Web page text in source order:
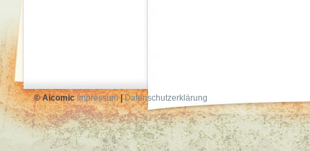
© AicomicImpressum|Datenschutzerklärung